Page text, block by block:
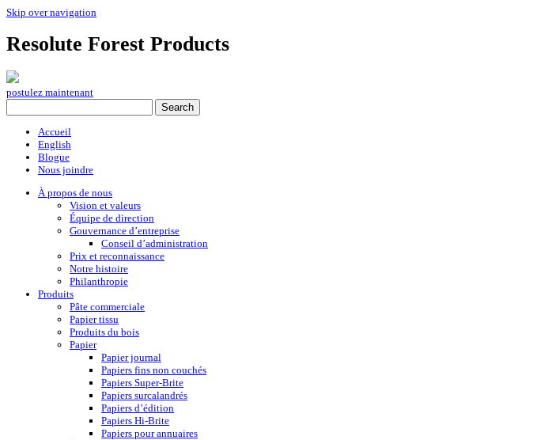
Skip over navigation
Resolute Forest Products
postulez maintenant
Accueil
English
Blogue
Nous joindre
À propos de nous
Vision et valeurs
Équipe de direction
Gouvernance d’entreprise
Conseil d’administration
Prix et reconnaissance
Notre histoire
Philanthropie
Produits
Pâte commerciale
Papier tissu
Produits du bois
Papier
Papier journal
Papiers fins non couchés
Papiers Super-Brite
Papiers surcalandrés
Papiers d’édition
Papiers Hi-Brite
Papiers pour annuaires